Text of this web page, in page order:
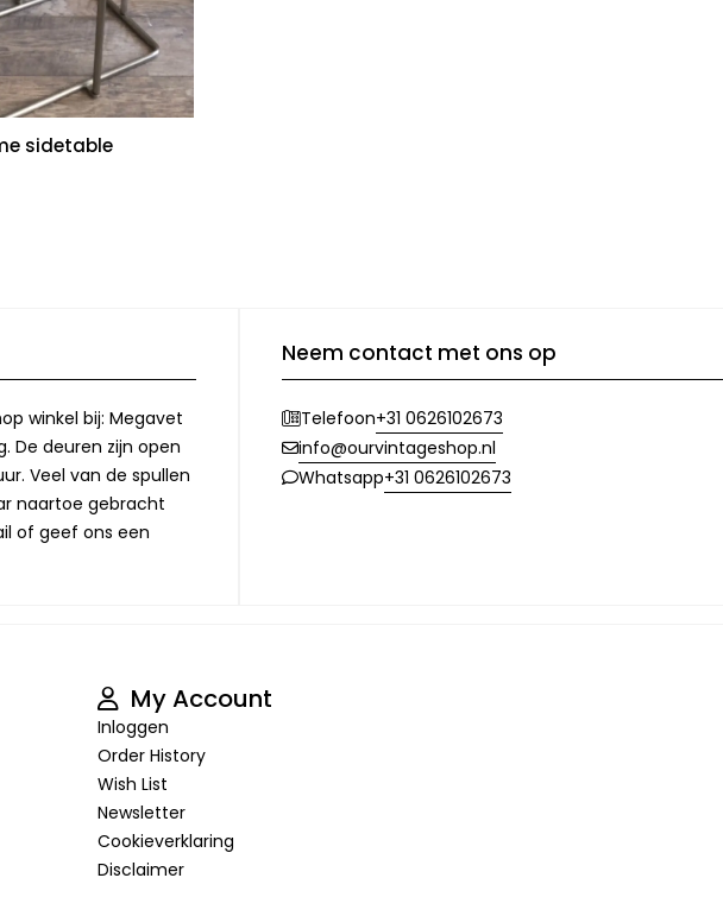
sidetable
winkel bij: Megavet
De deuren zijn open
Veel van de spullen
naartoe gebracht
of geef ons een
Neem contact met ons op
Telefoon+31 0626102673
info@ourvintageshop.nl
Whatsapp+31 0626102673
My Account
Inloggen
Order History
Wish List
Newsletter
Cookieverklaring
Disclaimer